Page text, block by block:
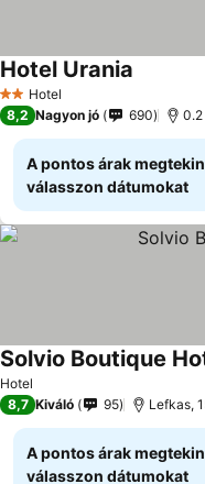
2 Kategória
Hotel
Hotel Urania
8,2 Nagyon jó 690 0.2
A pontos árak
válasszon dátumokat
Hotel
Solvio Boutique
8,7 Kiváló 95 Lefkas,
A pontos árak
válasszon dátumokat